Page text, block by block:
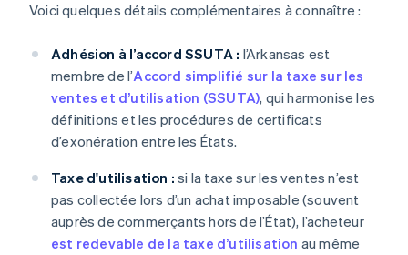
Voici quelques détails complémentaires à connaître :
Adhésion à l’accord SSUTA : l’Arkansas est
membre de l’Accord simplifié sur la taxe sur les
ventes et d’utilisation (SSUTA), qui harmonise les
définitions et les procédures de certificats
d’exonération entre les États.
Taxe d'utilisation : si la taxe sur les ventes n’est
pas collectée lors d’un achat imposable (souvent
auprès de commerçants hors de l’État), l’acheteur
est redevable de la taxe d’utilisation au même